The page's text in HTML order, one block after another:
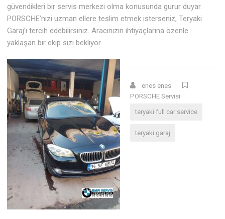
güvendikleri bir servis merkezi olma konusunda gurur duyar.
PORSCHE’nizi uzman ellere teslim etmek isterseniz, Teryaki
Garaj’ı tercih edebilirsiniz. Aracınızın ihtiyaçlarına özenle
yaklaşan bir ekip sizi bekliyor.
enes enes
PORSCHE Servisi
teryaki full car service
teryaki garaj